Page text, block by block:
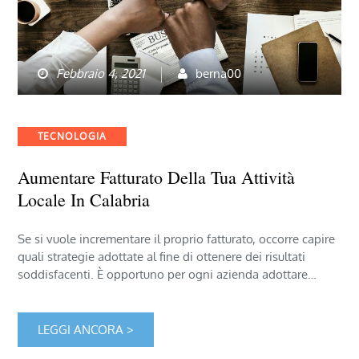
Febbraio 4, 2021 berna00
Categories
TECNOLOGIA
Aumentare Fatturato Della Tua Attività
Locale In Calabria
Se si vuole incrementare il proprio fatturato, occorre capire
quali strategie adottate al fine di ottenere dei risultati
soddisfacenti. È opportuno per ogni azienda adottare…
LEGGI ANCORA >